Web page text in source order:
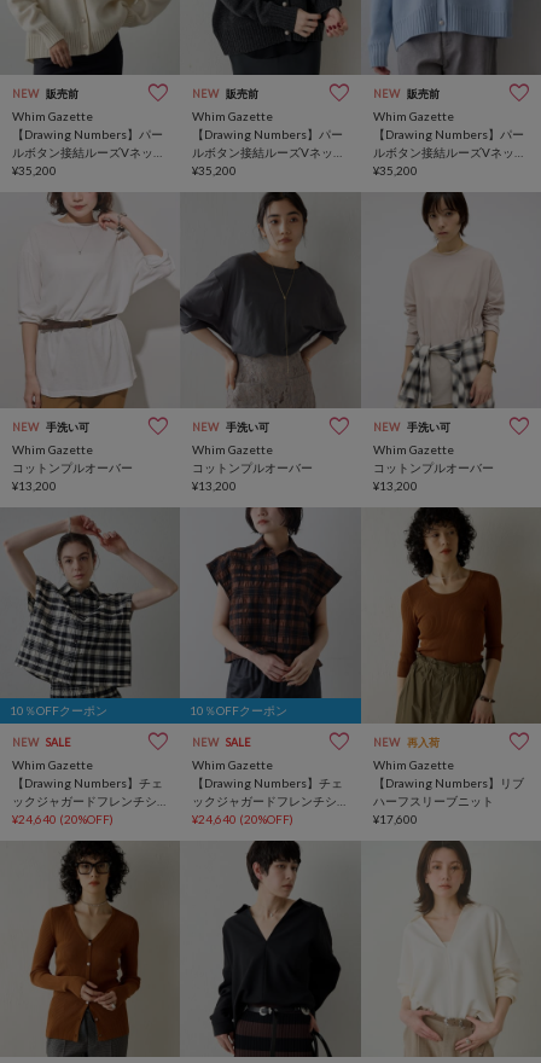
NEW 販売前
Whim Gazette
【Drawing Numbers】パー
ルボタン接結ルーズVネック
カーディガン
¥35,200
NEW 販売前
Whim Gazette
【Drawing Numbers】パー
ルボタン接結ルーズVネック
カーディガン
¥35,200
NEW 販売前
Whim Gazette
【Drawing Numbers】パー
ルボタン接結ルーズVネック
カーディガン
¥35,200
NEW 手洗い可
Whim Gazette
コットンプルオーバー
¥13,200
NEW 手洗い可
Whim Gazette
コットンプルオーバー
¥13,200
NEW 手洗い可
Whim Gazette
コットンプルオーバー
¥13,200
10％OFFクーポン
NEW SALE
Whim Gazette
【Drawing Numbers】チェ
ックジャガードフレンチシ
ャツ
¥24,640 (20%OFF)
10％OFFクーポン
NEW SALE
Whim Gazette
【Drawing Numbers】チェ
ックジャガードフレンチシ
ャツ
¥24,640 (20%OFF)
NEW 再入荷
Whim Gazette
【Drawing Numbers】リブ
ハーフスリーブニット
¥17,600